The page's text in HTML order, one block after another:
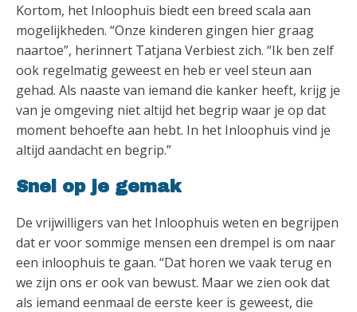
Kortom, het Inloophuis biedt een breed scala aan
mogelijkheden. “Onze kinderen gingen hier graag
naartoe”, herinnert Tatjana Verbiest zich. “Ik ben zelf
ook regelmatig geweest en heb er veel steun aan
gehad. Als naaste van iemand die kanker heeft, krijg je
van je omgeving niet altijd het begrip waar je op dat
moment behoefte aan hebt. In het Inloophuis vind je
altijd aandacht en begrip.”
Snel op je gemak
De vrijwilligers van het Inloophuis weten en begrijpen
dat er voor sommige mensen een drempel is om naar
een inloophuis te gaan. “Dat horen we vaak terug en
we zijn ons er ook van bewust. Maar we zien ook dat
als iemand eenmaal de eerste keer is geweest, die